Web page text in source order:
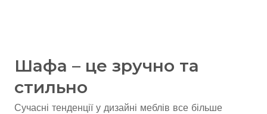
Шафа – це зручно та
стильно
Сучасні тенденції у дизайні меблів все більше